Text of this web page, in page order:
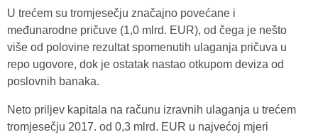
U trećem su tromjesečju značajno povećane i
međunarodne pričuve (1,0 mlrd. EUR), od čega je nešto
više od polovine rezultat spomenutih ulaganja pričuva u
repo ugovore, dok je ostatak nastao otkupom deviza od
poslovnih banaka.
Neto priljev kapitala na računu izravnih ulaganja u trećem
tromjesečju 2017. od 0,3 mlrd. EUR u najvećoj mjeri